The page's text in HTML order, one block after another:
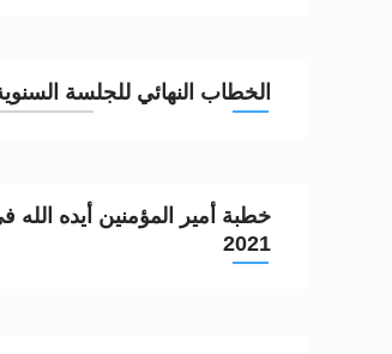
الخطاب النهائي للجلسة السنوية
خطبة أمير المؤمنين أيده الله
2021